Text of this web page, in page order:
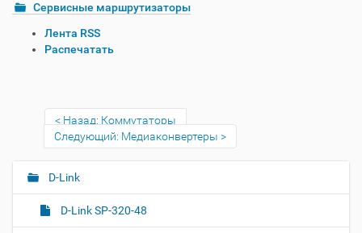
Сервисные маршрутизаторы
с
о
у
Лента RSS
Распечатать
Назад: Коммутаторы
Следующий: Медиаконвертеры
Н
D-Link
D-Link SP-320-48